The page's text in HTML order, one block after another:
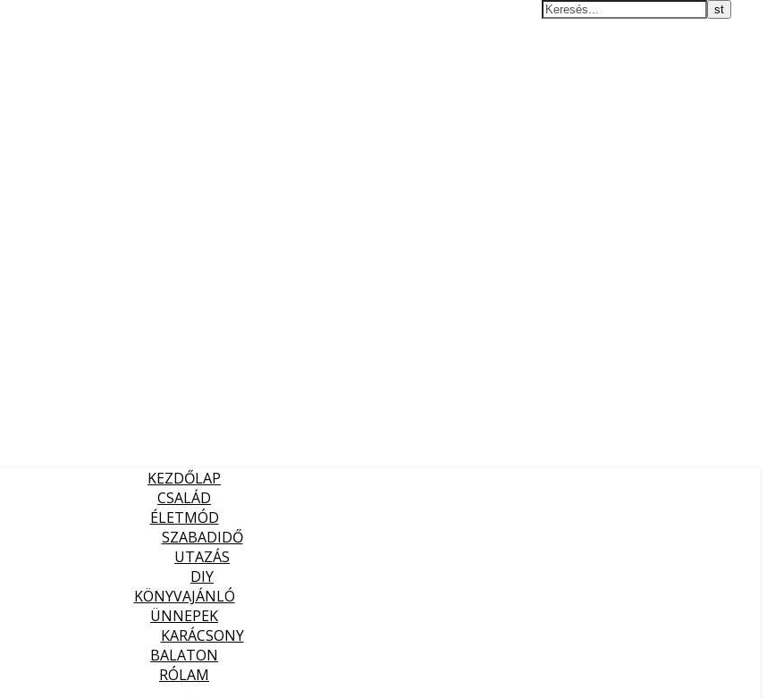
KEZDŐLAP
CSALÁD
ÉLETMÓD
SZABADIDŐ
UTAZÁS
DIY
KÖNYVAJÁNLÓ
ÜNNEPEK
KARÁCSONY
BALATON
RÓLAM